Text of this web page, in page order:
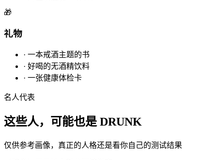
🎁
礼物
· 一本戒酒主题的书
· 好喝的无酒精饮料
· 一张健康体检卡
名人代表
这些人，可能也是 DRUNK
仅供参考画像，真正的人格还是看你自己的测试结果